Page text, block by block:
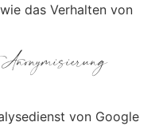
das Verhalten von
von Google